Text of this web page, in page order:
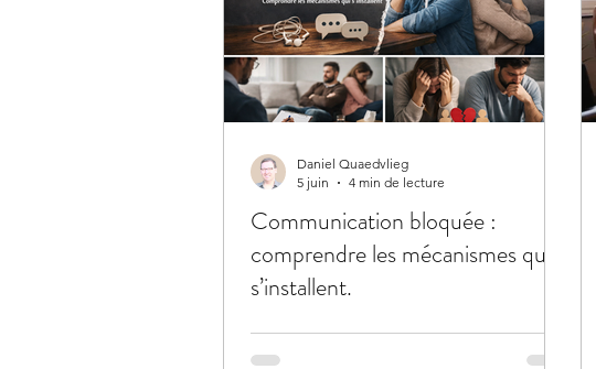
Communication Gestion des conflits
Communication bloquée :
comprendre les mécanismes qui
s’installent.
Daniel Quaedvlieg
5 juin
4 min de lecture